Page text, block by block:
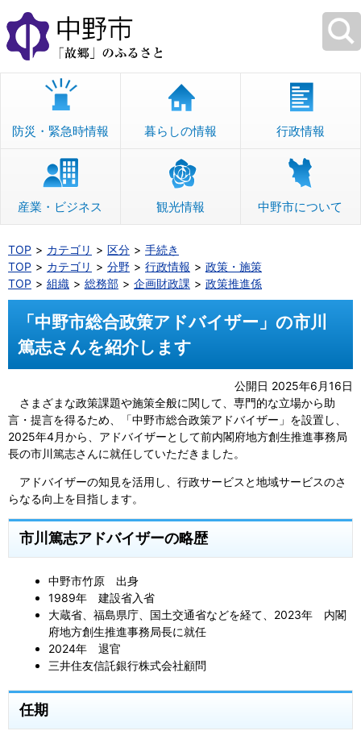
本
文
へ
移
防災・緊急時情報 暮らしの情報 行政情報
産業・ビジネス 観光情報 中野市について
TOP カテゴリ 区分
手続き
TOP
カテゴリ 分野 行政情報
政策・施策
TOP
組織 総務部 企画財政課 政策推進係
「中野市総合政策アドバイザー」の市川
篤志さんを紹介します
公開日 2025年6月16日
さまざまな政策課題や施策全般に関して、専門的な立場から助
言・提言を得るため、「中野市総合政策アドバイザー」を設置し、
2025年4月から、アドバイザーとして前内閣府地方創生推進事務局
長の市川篤志さんに就任していただきました。
アドバイザーの知見を活用し、行政サービスと地域サービスのさ
らなる向上を目指します。
市川篤志アドバイザーの略歴
中野市竹原 出身
1989年 建設省入省
大蔵省、福島県庁、国土交通省などを経て、2023年 内閣
府地方創生推進事務局長に就任
2024年 退官
三井住友信託銀行株式会社顧問
任期